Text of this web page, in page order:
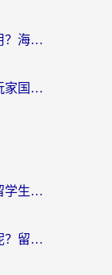
在国外什么加速器玩双生视界好用？海外党亲测不踩坑的终极指南
在国外可以打炫舞时代吗？海外玩家国服游戏加速全攻略（附实测推荐）
在国外怎么看腾讯视频直播呢？留学生亲测有效的回国加速指南
在日本用什么软件看中国电视剧呢？留学生亲测有效的回国加速方案